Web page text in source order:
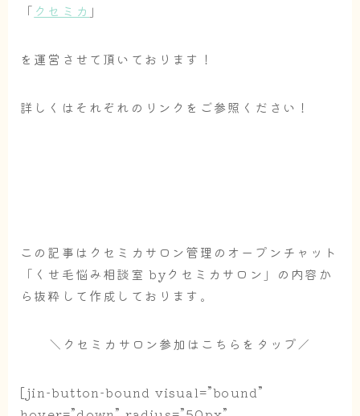
「 クセミカ 」
を運営させて頂いております！
詳しくはそれぞれのリンクをご参照ください！
この記事はクセミカサロン管理のオープンチャット
「くせ毛悩み相談室 byクセミカサロン」の内容か
ら抜粋して作成しております。
＼クセミカサロン参加はこちらをタップ／
[jin-button-bound visual=”bound”